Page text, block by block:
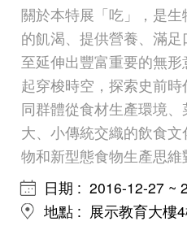
Indonesia
Việt Nam
關於本特展「吃」，是
的飢渴、提供營養、滿
至延伸出豐富重要的無
起穿梭時空，探索史前
同群體從食材生產環境、
大、小傳統交織的飲食
物和新型態食物生產思
日期
2016-12-27 ~
地點
展示教育大樓